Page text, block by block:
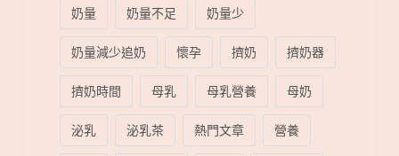
奶量
奶量不足
奶量少
奶量減少追奶
懷孕 擠奶
擠奶器
擠奶時間
母乳 母乳營養
母奶
泌乳
泌乳茶 熱門文章
營養